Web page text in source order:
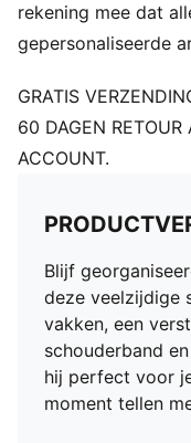
rekening mee dat
gepersonaliseerde
GRATIS
60 DAGEN
ACCOUNT.
Blijf
deze veelzijdige
vakken, een
schouderband
hij perfect voor
moment tellen